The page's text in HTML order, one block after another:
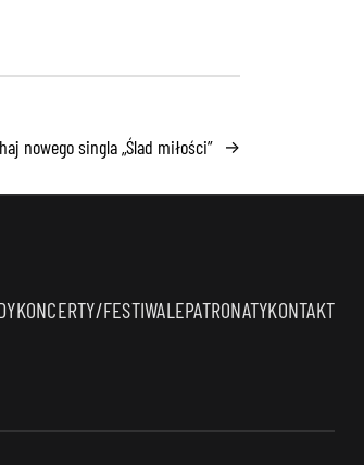
nowego singla „Ślad miłości” →
KONCERTY/FESTIWALEPATRONATYKONTAKT